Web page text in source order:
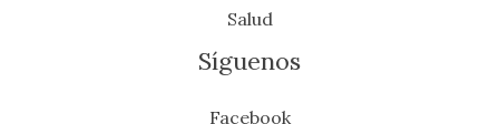
Salud
Síguenos
Facebook